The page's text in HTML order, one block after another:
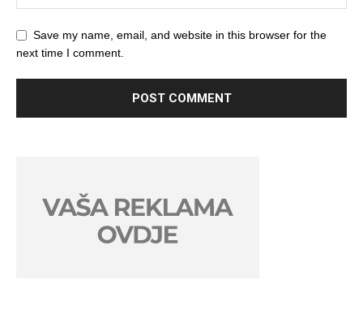
Save my name, email, and website in this browser for the
next time I comment.